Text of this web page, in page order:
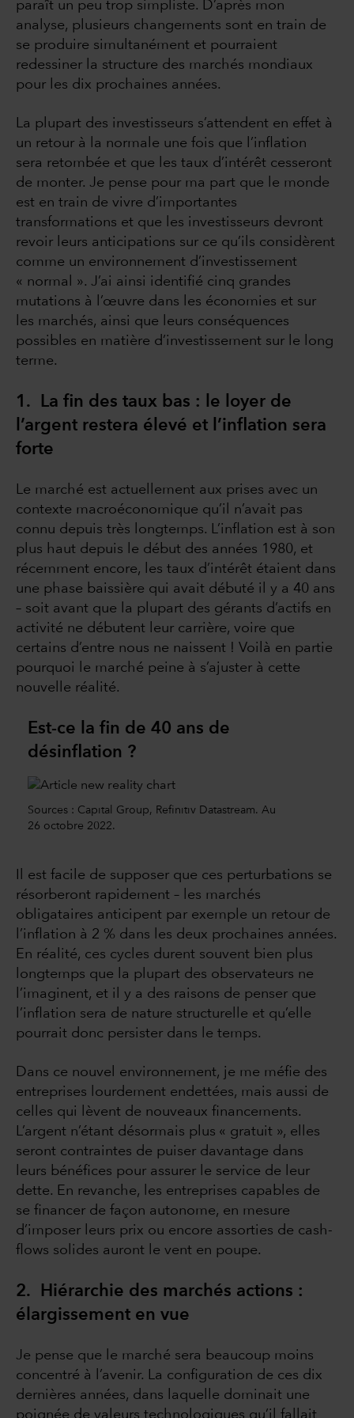
paraît un peu trop simpliste. D’après mon
analyse, plusieurs changements sont en train de
se produire simultanément et pourraient
redessiner la structure des marchés mondiaux
pour les dix prochaines années.
La plupart des investisseurs s’attendent en effet à
un retour à la normale une fois que l’inflation
sera retombée et que les taux d’intérêt cesseront
de monter. Je pense pour ma part que le monde
est en train de vivre d’importantes
transformations et que les investisseurs devront
revoir leurs anticipations sur ce qu’ils considèrent
comme un environnement d’investissement
« normal ». J’ai ainsi identifié cinq grandes
mutations à l’œuvre dans les économies et sur
les marchés, ainsi que leurs conséquences
possibles en matière d’investissement sur le long
terme.
1. La fin des taux bas : le loyer de
l’argent restera élevé et l’inflation sera
forte
Le marché est actuellement aux prises avec un
contexte macroéconomique qu’il n’avait pas
connu depuis très longtemps. L’inflation est à son
plus haut depuis le début des années 1980, et
récemment encore, les taux d’intérêt étaient dans
une phase baissière qui avait débuté il y a 40 ans
– soit avant que la plupart des gérants d’actifs en
activité ne débutent leur carrière, voire que
certains d’entre nous ne naissent ! Voilà en partie
pourquoi le marché peine à s’ajuster à cette
nouvelle réalité.
Est-ce la fin de 40 ans de
désinflation ?
Sources : Capital Group, Refinitiv Datastream. Au
26 octobre 2022.
Il est facile de supposer que ces perturbations se
résorberont rapidement – les marchés
obligataires anticipent par exemple un retour de
l’inflation à 2 % dans les deux prochaines années.
En réalité, ces cycles durent souvent bien plus
longtemps que la plupart des observateurs ne
l’imaginent, et il y a des raisons de penser que
l’inflation sera de nature structurelle et qu’elle
pourrait donc persister dans le temps.
Dans ce nouvel environnement, je me méfie des
entreprises lourdement endettées, mais aussi de
celles qui lèvent de nouveaux financements.
L’argent n’étant désormais plus « gratuit », elles
seront contraintes de puiser davantage dans
leurs bénéfices pour assurer le service de leur
dette. En revanche, les entreprises capables de
se financer de façon autonome, en mesure
d’imposer leurs prix ou encore assorties de cash-
flows solides auront le vent en poupe.
2. Hiérarchie des marchés actions :
élargissement en vue
Je pense que le marché sera beaucoup moins
concentré à l’avenir. La configuration de ces dix
dernières années, dans laquelle dominait une
poignée de valeurs technologiques qu’il fallait